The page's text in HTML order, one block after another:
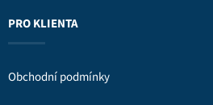
PRO KLIENTA
Obchodní podmínky